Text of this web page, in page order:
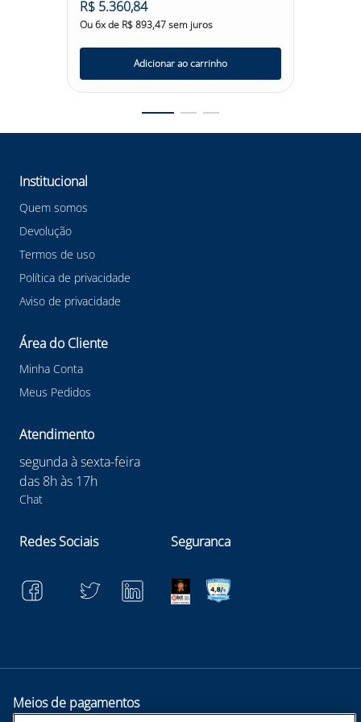
R$ 5.360,84
Ou6x de R$893,47sem juros
Adicionar ao carrinho
Institucional
Quem somos
Devolução
Termos de uso
Política de privacidade
Aviso de privacidade
Área do Cliente
Minha Conta
Meus Pedidos
Atendimento
segunda à sexta-feira
das 8h às 17h
Chat
Redes Sociais Seguranca
Meios de pagamentos